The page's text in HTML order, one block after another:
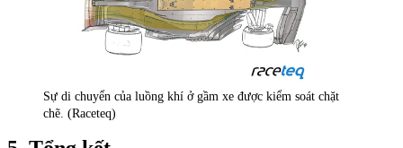
Sự di chuyển của luồng khí ở gầm xe được kiểm soát chặt
chẽ. (Raceteq)